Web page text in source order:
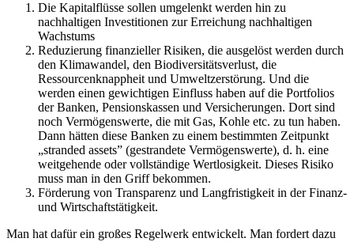
Die Kapitalflüsse sollen umgelenkt werden hin zu
nachhaltigen Investitionen zur Erreichung nachhaltigen
Wachstums
Reduzierung finanzieller Risiken, die ausgelöst werden durch
den Klimawandel, den Biodiversitätsverlust, die
Ressourcenknappheit und Umweltzerstörung. Und die
werden einen gewichtigen Einfluss haben auf die Portfolios
der Banken, Pensionskassen und Versicherungen. Dort sind
noch Vermögenswerte, die mit Gas, Kohle etc. zu tun haben.
Dann hätten diese Banken zu einem bestimmten Zeitpunkt
„stranded assets” (gestrandete Vermögenswerte), d. h. eine
weitgehende oder vollständige Wertlosigkeit. Dieses Risiko
muss man in den Griff bekommen.
Förderung von Transparenz und Langfristigkeit in der Finanz-
und Wirtschaftstätigkeit.
Man hat dafür ein großes Regelwerk entwickelt. Man fordert dazu